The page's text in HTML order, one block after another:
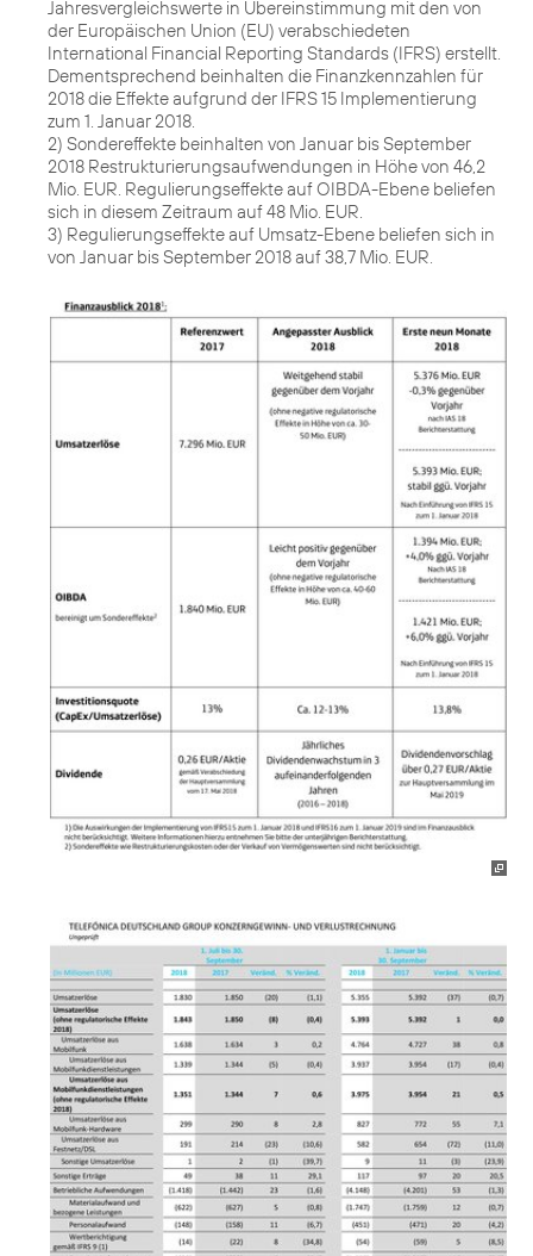
Jahresvergleichswerte in Übereinstimmung mit den von
der Europäischen Union (EU) verabschiedeten
International Financial Reporting Standards (IFRS) erstellt.
Dementsprechend beinhalten die Finanzkennzahlen für
2018 die Effekte aufgrund der IFRS 15 Implementierung
zum 1. Januar 2018.
2) Sondereffekte beinhalten von Januar bis September
2018 Restrukturierungsaufwendungen in Höhe von 46,2
Mio. EUR. Regulierungseffekte auf OIBDA-Ebene beliefen
sich in diesem Zeitraum auf 48 Mio. EUR.
3) Regulierungseffekte auf Umsatz-Ebene beliefen sich in
von Januar bis September 2018 auf 38,7 Mio. EUR.